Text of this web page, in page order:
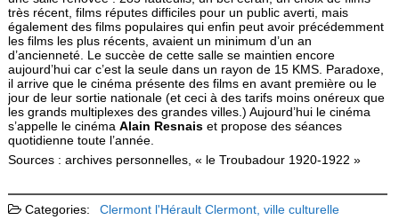
très récent, films réputes difficiles pour un public averti, mais
également des films populaires qui enfin peut avoir précédemment
les films les plus récents, avaient un minimum d’un an
d’ancienneté. Le succèe de cette salle se maintien encore
aujourd’hui car c’est la seule dans un rayon de 15 KMS. Paradoxe,
il arrive que le cinéma présente des films en avant première ou le
jour de leur sortie nationale (et ceci à des tarifs moins onéreux que
les grands multiplexes des grandes villes.) Aujourd’hui le cinéma
s’appelle le cinéma Alain Resnais et propose des séances
quotidienne toute l’année.
Sources : archives personnelles, « le Troubadour 1920-1922 »
Categories: Clermont l'Hérault Clermont, ville culturelle